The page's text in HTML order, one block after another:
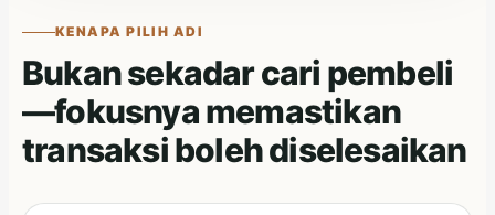
KENAPA PILIH ADI
Bukan sekadar cari pembeli
—fokusnya memastikan
transaksi boleh diselesaikan